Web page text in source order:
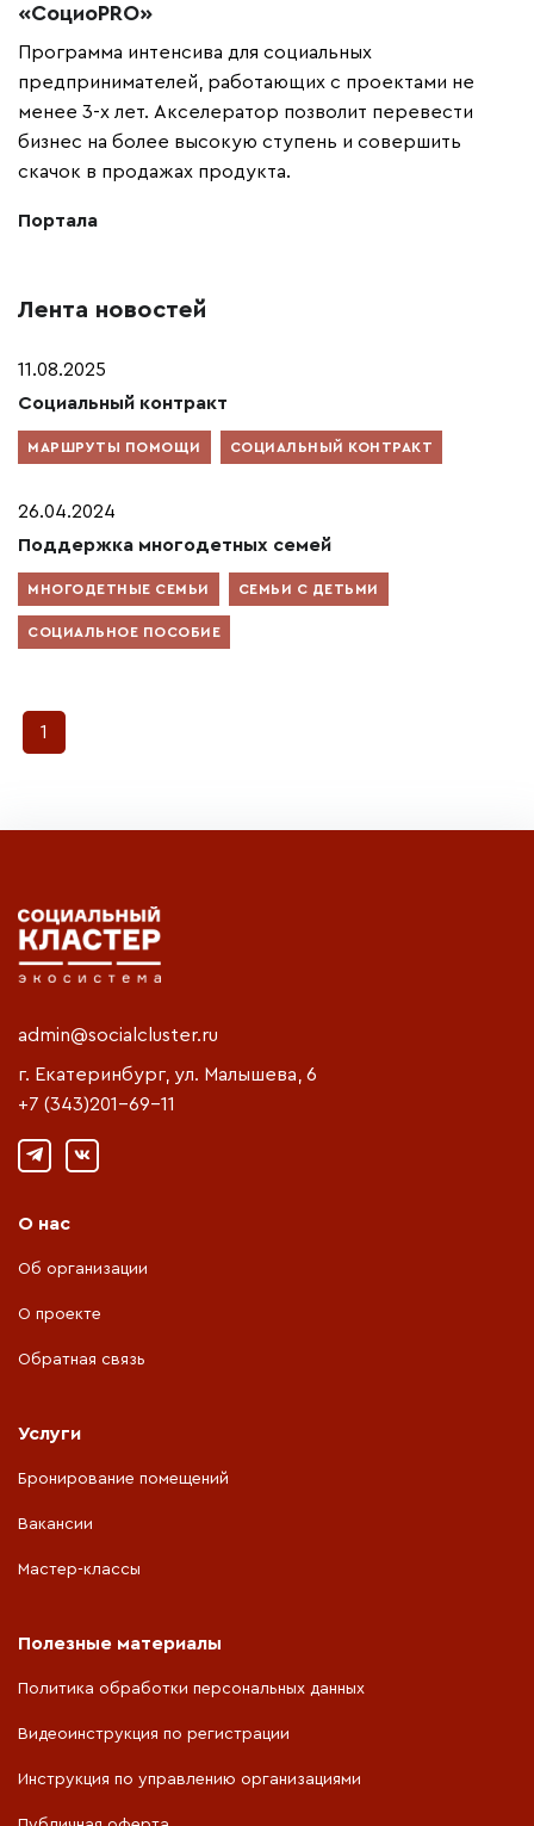
«СоциоPRO»
Программа интенсива для социальных
предпринимателей, работающих с проектами не
менее 3-х лет. Акселератор позволит перевести
бизнес на более высокую ступень и совершить
скачок в продажах продукта.
Портала
Лента новостей
11.08.2025
Социальный контракт
МАРШРУТЫ ПОМОЩИ СОЦИАЛЬНЫЙ КОНТРАКТ
26.04.2024
Поддержка многодетных семей
МНОГОДЕТНЫЕ СЕМЬИ СЕМЬИ С ДЕТЬМИ
СОЦИАЛЬНОЕ ПОСОБИЕ
1
admin@socialcluster.ru
г. Екатеринбург, ул. Малышева, 6
+7 (343)201-69-11
О нас
Об организации
О проекте
Обратная связь
Услуги
Бронирование помещений
Вакансии
Мастер-классы
Полезные материалы
Политика обработки персональных данных
Видеоинструкция по регистрации
Инструкция по управлению организациями